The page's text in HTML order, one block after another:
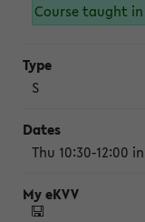
Course taught in
S
Thu 10:30-12:00